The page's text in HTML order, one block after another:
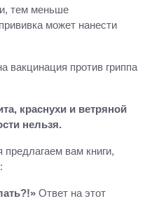
тем меньше
может нанести
вакцинация против гриппа
краснухи и ветряной
нельзя.
вам книги,
Ответ на этот